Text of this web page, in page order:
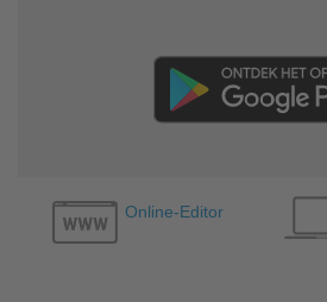
Online-Editor